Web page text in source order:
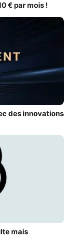
€ par mois !
des innovations
mais